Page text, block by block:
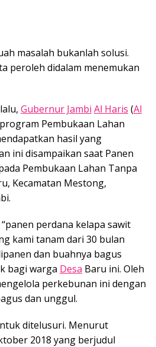
masalah bukanlah solusi.
peroleh didalam menemukan
Gubernur Jambi Al Haris (Al
Pembukaan Lahan
hasil yang
ini disampaikan saat Panen
Pembukaan Lahan Tanpa
Kecamatan Mestong,
perdana kelapa sawit
kami tanam dari 30 bulan
dan buahnya bagus
bagi warga Desa Baru ini. Oleh
perkebunan ini dengan
dan unggul.
ditelusuri. Menurut
2018 yang berjudul